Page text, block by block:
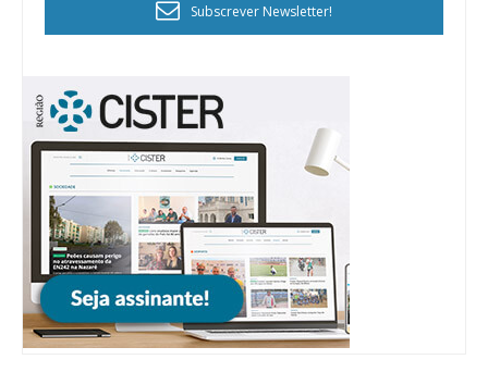
Subscrever Newsletter!